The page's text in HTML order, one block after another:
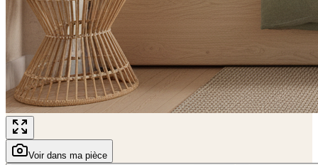
Voir dans ma pièce